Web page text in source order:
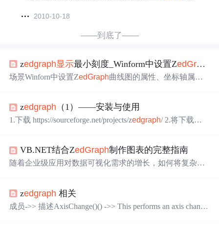
2010-10-18
——到底了——
zedgraph显示最小刻度_Winform中设置ZedGraph
场景Winforn中设置ZedGraph曲线图的属性、坐标轴属
下图所示：如图Y轴的数据本来是0.00069，可是坐标轴却
自动格式化显示了十次幂，如果不要十次幂显示就要显示
zedgraph （1）——安装与使用
1.下载 https://sourceforge.net/projects/zedgraph/ 2.将下载的”
点确定即可 添加成功会在工具箱里找到”ZedGraphContro
l“ 3.简单使用 将ZedGraphControl控件拖...
VB.NET结合ZedGraph制作图表的完整指南
随着企业级应用对数据可视化需求的增长，如何将复杂的
成为了VB.NET开发者不可或缺的工具之一。它不仅支持
丰富的图表类型，还可以高度定制，以适应不同项目需
zedgraph 相关
成员->> 描述AxisChange()() ->> This performs an axis change